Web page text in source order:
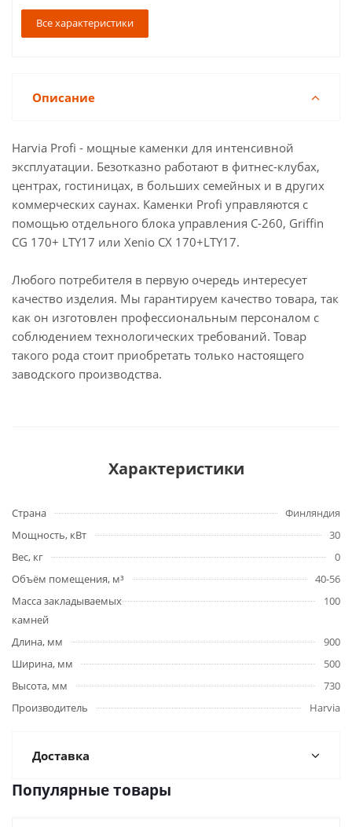
Все характеристики
Описание
Harvia Profi - мощные каменки для интенсивной
эксплуатации. Безотказно работают в фитнес-клубах,
центрах, гостиницах, в больших семейных и в других
коммерческих саунах. Каменки Profi управляются с
помощью отдельного блока управления C-260, Griffin
CG 170+ LTY17 или Xenio CX 170+LTY17.
Любого потребителя в первую очередь интересует
качество изделия. Мы гарантируем качество товара, так
как он изготовлен профессиональным персоналом с
соблюдением технологических требований. Товар
такого рода стоит приобретать только настоящего
заводского производства.
Характеристики
Страна
Финляндия
Мощность, кВт
30
Вес, кг
0
Объём помещения, м³
40-56
Масса закладываемых
камней
100
Длина, мм
900
Ширина, мм
500
Высота, мм
730
Производитель
Harviа
Доставка
Популярные товары